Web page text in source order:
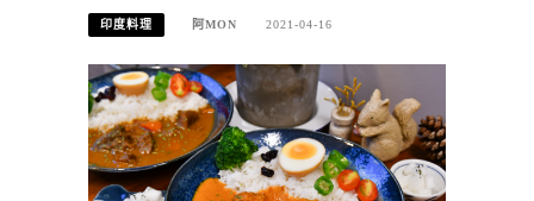
印度料理 阿MON 2021-04-16